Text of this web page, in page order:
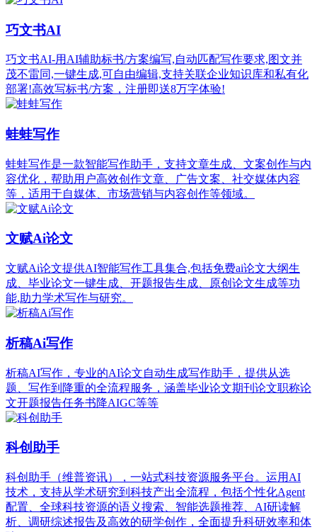
巧文书AI
巧文书AI-用AI辅助标书/方案编写,自动匹配写作要求,图文并
茂不雷同,一键生成,可自由编辑,支持关联企业知识库和私有化
部署!高效写标书/方案，注册即送8万字体验!
蛙蛙写作
蛙蛙写作是一款智能写作助手，支持文章生成、文案创作与内
容优化，帮助用户高效创作文章、广告文案、社交媒体内容
等，适用于自媒体、市场营销与内容创作等领域。
文赋Ai论文
文赋Ai论文提供AI智能写作工具集合,包括免费ai论文大纲生
成、毕业论文一键生成、开题报告生成、原创论文生成等功
能,助力学术写作与研究。
析稿Ai写作
析稿AI写作，专业的AI论文自动生成写作助手，提供从选
题、写作到降重的全流程服务，涵盖毕业论文期刊论文职称论
文开题报告任务书降AIGC等等
科创助手
科创助手（维普资讯），一站式科技资源服务平台。运用AI
技术，支持从学术研究到科技产出全流程，包括个性化Agent
配置、全球科技资源的语义搜索、智能选题推荐、AI研读解
析、调研综述报告及高效的研学创作，全面提升科研效率和体